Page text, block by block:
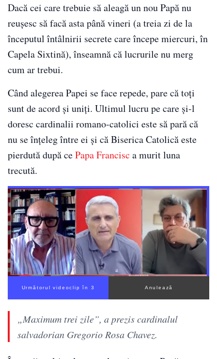
Dacă cei care trebuie să aleagă un nou Papă nu
reușesc să facă asta până vineri (a treia zi de la
începutul întâlnirii secrete care începe miercuri, în
Capela Sixtină), înseamnă că lucrurile nu merg
cum ar trebui.
Când alegerea Papei se face repede, pare că toți
sunt de acord și uniți. Ultimul lucru pe care și-l
doresc cardinalii romano-catolici este să pară că
nu se înțeleg între ei și că Biserica Catolică este
pierdută după cePapa Francisc a murit luna
trecută.
Următorul videoclip în 2 Anulează
„Maximum trei zile”, a prezis cardinalul
salvadorian Gregorio Rosa Chavez.